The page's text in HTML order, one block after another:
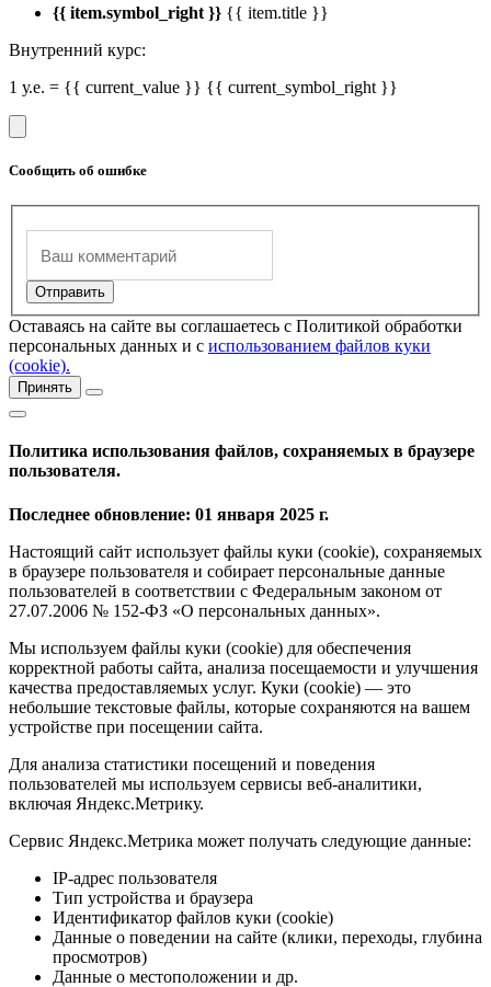
{{ item.symbol_right }} {{ item.title }}
Внутренний курс:
1 у.е. = {{ current_value }} {{ current_symbol_right }}
Сообщить об ошибке
Оставаясь на сайте вы соглашаетесь с Политикой обработки
персональных данных и с использованием файлов куки
(cookie).
Принять
Политика использования файлов, сохраняемых в браузере
пользователя.
Последнее обновление: 01 января 2025 г.
Настоящий сайт использует файлы куки (cookie), сохраняемых
в браузере пользователя и собирает персональные данные
пользователей в соответствии с Федеральным законом от
27.07.2006 № 152-ФЗ «О персональных данных».
Мы используем файлы куки (cookie) для обеспечения
корректной работы сайта, анализа посещаемости и улучшения
качества предоставляемых услуг. Куки (cookie) — это
небольшие текстовые файлы, которые сохраняются на вашем
устройстве при посещении сайта.
Для анализа статистики посещений и поведения
пользователей мы используем сервисы веб-аналитики,
включая Яндекс.Метрику.
Сервис Яндекс.Метрика может получать следующие данные:
IP-адрес пользователя
Тип устройства и браузера
Идентификатор файлов куки (cookie)
Данные о поведении на сайте (клики, переходы, глубина
просмотров)
Данные о местоположении и др.